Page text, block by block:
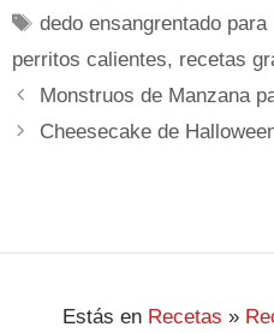
dedo ensangrentado para
perritos calientes, recetas
Monstruos de Manzana
Cheesecake de
Estás en Recetas »